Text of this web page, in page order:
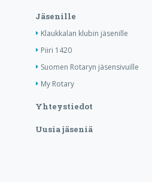
Jäsenille
Klaukkalan klubin jäsenille
Piiri 1420
Suomen Rotaryn jäsensivuille
My Rotary
Yhteystiedot
Uusia jäseniä